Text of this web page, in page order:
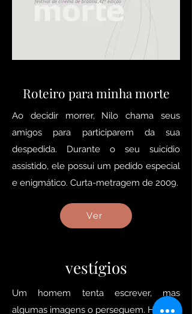
Roteiro para minha morte
Ao decidir morrer, Nilo chama seus
amigos para participarem da sua
despedida. Durante o seu suicídio
assistido, ele possui um pedido especial
e enigmático. Curta-metragem de 2009.
Ver
vestígios
Um homem tenta escrever, mas
algumas imagens o perseguem. Há uma